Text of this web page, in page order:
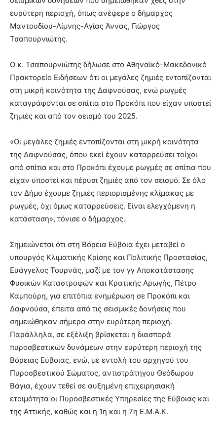
ευρύτερη περιοχή, όπως ανέφερε ο δήμαρχος
Μαντουδίου-Λίμνης-Αγίας Άννας, Γιώργος
Τσαπουρνιώτης.
Ο κ. Τσαπουρνιώτης δήλωσε στο Αθηναϊκό-Μακεδονικό
Πρακτορείο Ειδήσεων ότι οι μεγάλες ζημιές εντοπίζονται
στη μικρή κοινότητα της Δαφνούσας, ενώ ρωγμές
καταγράφονται σε σπίτια στο Προκόπι που είχαν υποστεί
ζημιές και από τον σεισμό του 2025.
«Οι μεγάλες ζημιές εντοπίζονται στη μικρή κοινότητα
της Δαφνούσας, όπου εκεί έχουν καταρρεύσει τοίχοι
από σπίτια και στο Προκόπι έχουμε ρωγμές σε σπίτια που
είχαν υποστεί και πέρυσι ζημιές από τον σεισμό. Σε όλο
τον Δήμο έχουμε ζημιές περιορισμένης κλίμακας με
ρωγμές, όχι όμως καταρρεύσεις. Είναι ελεγχόμενη η
κατάσταση», τόνισε ο δήμαρχος.
Σημειώνεται ότι στη Βόρεια Εύβοια έχει μεταβεί ο
υπουργός Κλιματικής Κρίσης και Πολιτικής Προστασίας,
Ευάγγελος Τουρνάς, μαζί με τον γγ Αποκατάστασης
Φυσικών Καταστροφών και Κρατικής Αρωγής, Πέτρο
Καμπούρη, για επιτόπια ενημέρωση σε Προκόπι και
Δαφνούσα, έπειτα από τις σεισμικές δονήσεις που
σημειώθηκαν σήμερα στην ευρύτερη περιοχή.
Παράλληλα, σε εξέλιξη βρίσκεται η διασπορά
πυροσβεστικών δυνάμεων στην ευρύτερη περιοχή της
Βόρειας Εύβοιας, ενώ, με εντολή του αρχηγού του
Πυροσβεστικού Σώματος, αντιστράτηγου Θεόδωρου
Βάγια, έχουν τεθεί σε αυξημένη επιχειρησιακή
ετοιμότητα οι Πυροσβεστικές Υπηρεσίες της Εύβοιας και
της Αττικής, καθώς και η 1η και η 7η Ε.Μ.Α.Κ.